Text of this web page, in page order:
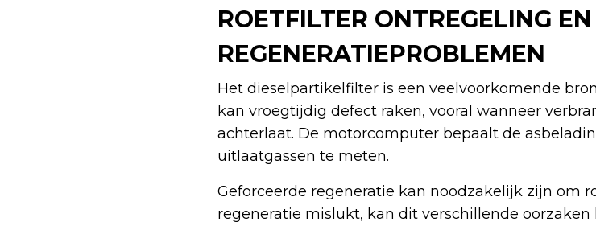
ROETFILTER ONTREGELING EN
REGENERATIEPROBLEMEN
Het dieselpartikelfilter is een veelvoorkomende
kan vroegtijdig defect raken, vooral wanneer
achterlaat. De motorcomputer bepaalt de
uitlaatgassen te meten.
Geforceerde regeneratie kan noodzakelijk zijn om
regeneratie mislukt, kan dit verschillende oorzaken